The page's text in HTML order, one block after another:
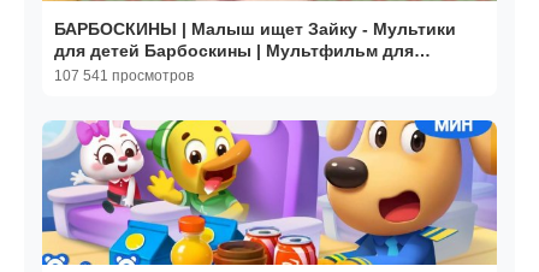
БАРБОСКИНЫ | Малыш ищет Зайку - Мультики
для детей Барбоскины | Мультфильм для
малышей
107 541 просмотров